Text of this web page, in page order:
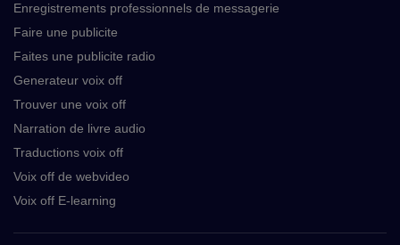
Enregistrements professionnels de messagerie
Faire une publicite
Faites une publicite radio
Generateur voix off
Trouver une voix off
Narration de livre audio
Traductions voix off
Voix off de webvideo
Voix off E-learning